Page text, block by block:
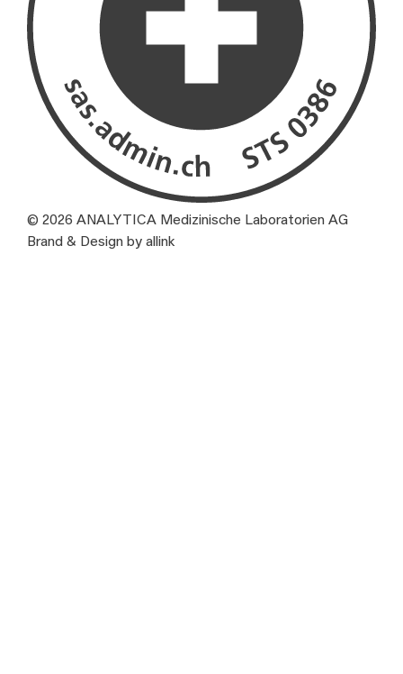
© 2026 ANALYTICA Medizinische Laboratorien AG
Brand & Design by allink